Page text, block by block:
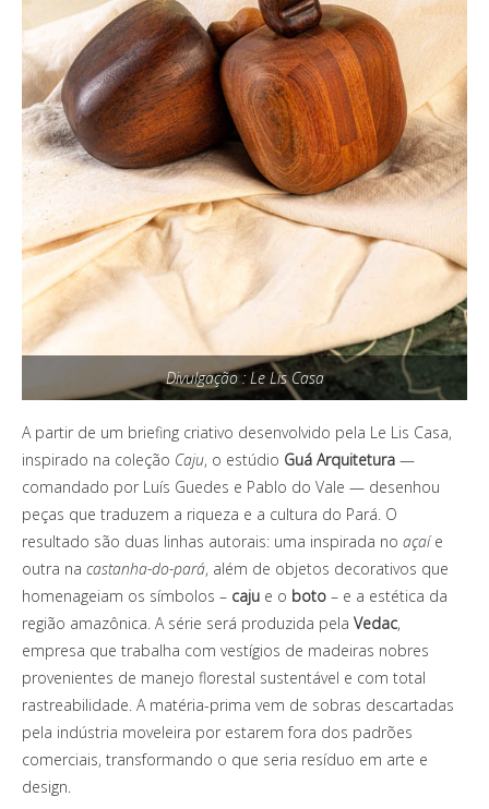
Divulgação : Le Lis Casa
A partir de um briefing criativo desenvolvido pela Le Lis Casa,
inspirado na coleção Caju, o estúdio Guá Arquitetura —
comandado por Luís Guedes e Pablo do Vale — desenhou
peças que traduzem a riqueza e a cultura do Pará. O
resultado são duas linhas autorais: uma inspirada no açaíe
outra na castanha-do-pará, além de objetos decorativos que
homenageiam os símbolos – caju e o boto – e a estética da
região amazônica. A série será produzida pela Vedac,
empresa que trabalha com vestígios de madeiras nobres
provenientes de manejo florestal sustentável e com total
rastreabilidade. A matéria-prima vem de sobras descartadas
pela indústria moveleira por estarem fora dos padrões
comerciais, transformando o que seria resíduo em arte e
design.